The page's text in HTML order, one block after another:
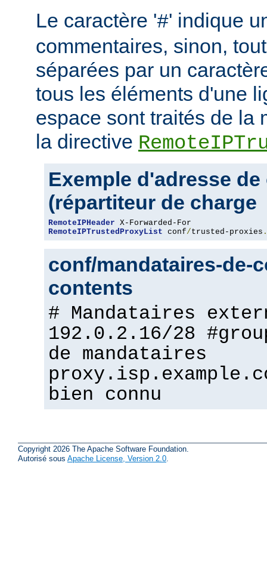
Le caractère '#' indique
commentaires, sinon,
séparées par un
tous les éléments d'une
espace sont traités de la
la directive
Exemple d'adresse
(répartiteur de charge
RemoteIPHeader
RemoteIPTrustedProxyList conf/trusted-proxies .
conf/mandataires-de-
contents
# Mandataires
192.0.2.16/28
de mandataires
bien connu
Copyright 2026 The Apache Software Foundation.
Autorisé sous Apache License, Version 2.0.